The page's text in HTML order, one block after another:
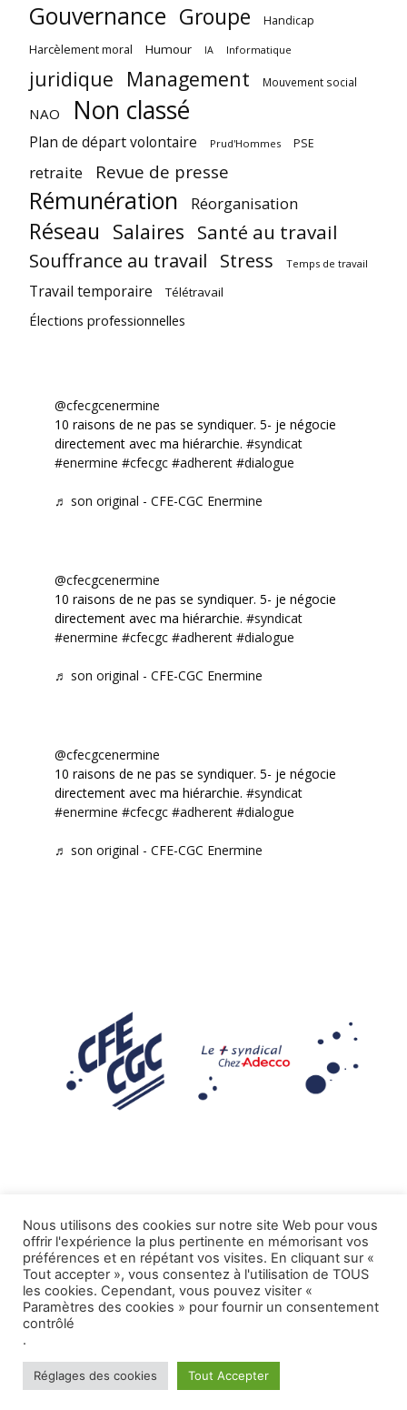
Gouvernance Groupe Handicap
Harcèlement moral Humour IA Informatique
juridique Management Mouvement social
NAO Non classé
Plan de départ volontaire Prud'Hommes PSE
retraite Revue de presse
Rémunération Réorganisation
Réseau Salaires Santé au travail
Souffrance au travail Stress Temps de travail
Travail temporaire Télétravail
Élections professionnelles
@cfecgcenermine
10 raisons de ne pas se syndiquer. 5- je négocie
directement avec ma hiérarchie. #syndicat
#enermine #cfecgc #adherent #dialogue
♬ son original - CFE-CGC Enermine
@cfecgcenermine
10 raisons de ne pas se syndiquer. 5- je négocie
directement avec ma hiérarchie. #syndicat
#enermine #cfecgc #adherent #dialogue
♬ son original - CFE-CGC Enermine
@cfecgcenermine
10 raisons de ne pas se syndiquer. 5- je négocie
directement avec ma hiérarchie. #syndicat
#enermine #cfecgc #adherent #dialogue
♬ son original - CFE-CGC Enermine
Mentions légales
Tous droits réservés CFE-CGC ADECCO.
Nous utilisons des cookies sur notre site Web pour vous
offrir l'expérience la plus pertinente en mémorisant vos
préférences et en répétant vos visites. En cliquant sur «
Tout accepter », vous consentez à l'utilisation de TOUS
les cookies. Cependant, vous pouvez visiter «
Paramètres des cookies » pour fournir un consentement
contrôlé
.
Réglages des cookies Tout Accepter